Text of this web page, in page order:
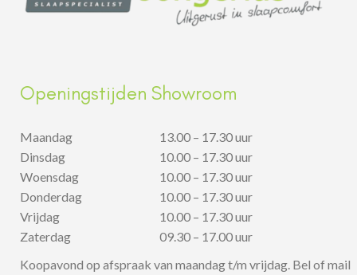
Openingstijden Showroom
Maandag
Dinsdag
Woensdag
Donderdag
Vrijdag
Zaterdag
13.00 – 17.30 uur
10.00 – 17.30 uur
10.00 – 17.30 uur
10.00 – 17.30 uur
10.00 – 17.30 uur
09.30 – 17.00 uur
Koopavond op afspraak van maandag t/m vrijdag. Bel of mail